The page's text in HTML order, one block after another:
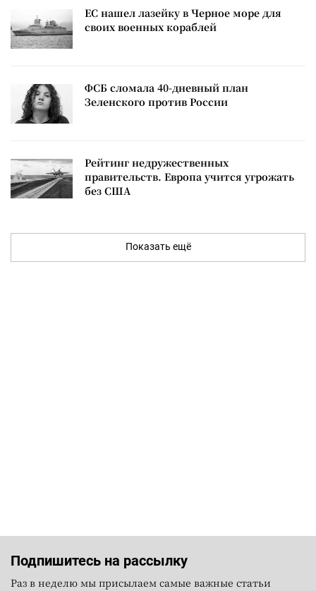
ЕС нашел лазейку в Черное море для
своих военных кораблей
ФСБ сломала 40-дневный план
Зеленского против России
Рейтинг недружественных
правительств. Европа учится угрожать
без США
Показать ещё
Подпишитесь на рассылку
Раз в неделю мы присылаем самые важные статьи